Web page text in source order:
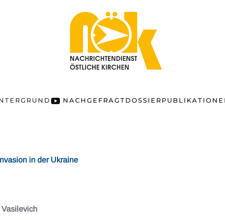
NACHGEFRAGTDOSSIER
in der Ukraine